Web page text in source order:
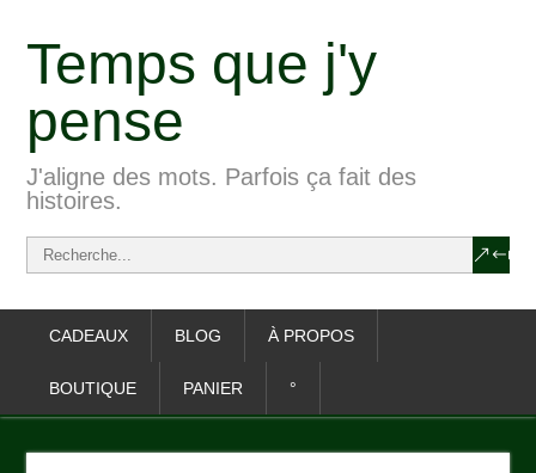
Temps que j'y
pense
J'aligne des mots. Parfois ça fait des
histoires.
CADEAUX BLOG À PROPOS
BOUTIQUE PANIER °